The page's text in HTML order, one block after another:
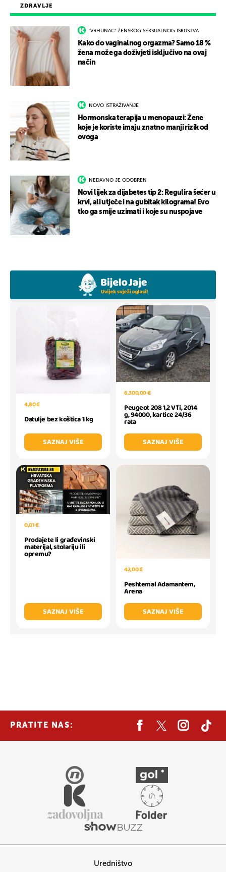
ZDRAVLJE
"VRHUNAC" ŽENSKOG SEKSUALNOG ISKUSTVA
Kako do vaginalnog orgazma? Samo 18 %
žena može ga doživjeti isključivo na ovaj
način
NOVO ISTRAŽIVANJE
Hormonska terapija u menopauzi: Žene
koje je koriste imaju znatno manji rizik od
ovoga
NEDAVNO JE ODOBREN
Novi lijek za dijabetes tip 2: Regulira šećer u
krvi, ali utječe i na gubitak kilograma! Evo
tko ga smije uzimati i koje su nuspojave
4,80 €
Datulje bez koštica 1 kg
SAZNAJ VIŠE
6.300,00 €
Peugeot 208 1,2 VTi, 2014
g, 94000, kartice 24/36
rata
SAZNAJ VIŠE
0,01 €
Prodajete li građevinski
materijal, stolariju ili
opremu?
SAZNAJ VIŠE
42,00 €
Peshtemal Adamantem,
Arena
SAZNAJ VIŠE
PRATITE NAS:
Uredništvo